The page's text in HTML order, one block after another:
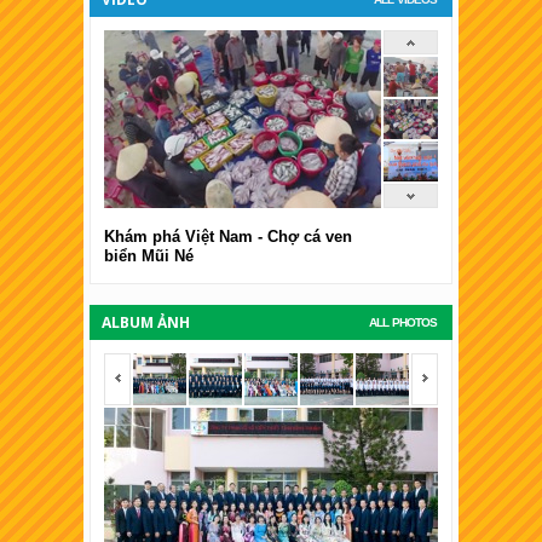
Khám phá Việt Nam - Chợ cá ven
biển Mũi Né
ALL PHOTOS
ALBUM ẢNH
<span></span> <span></